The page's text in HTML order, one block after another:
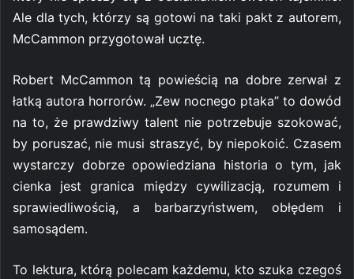
Ale dla tych, którzy są gotowi na taki pakt z autorem,
McCammon przygotował ucztę.
Robert McCammon tą powieścią na dobre zerwał z
łatką autora horrorów. „Zew nocnego ptaka” to dowód
na to, że prawdziwy talent nie potrzebuje szokować,
by poruszać, nie musi straszyć, by niepokoić. Czasem
wystarczy dobrze opowiedziana historia o tym, jak
cienka jest granica między cywilizacją, rozumem i
sprawiedliwością, a barbarzyństwem, obłędem i
samosądem.
To lektura, którą polecam każdemu, kto szuka czegoś